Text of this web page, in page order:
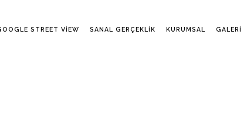
STREET VIEW SANAL GERÇEKLIK KURUMSAL GALERI